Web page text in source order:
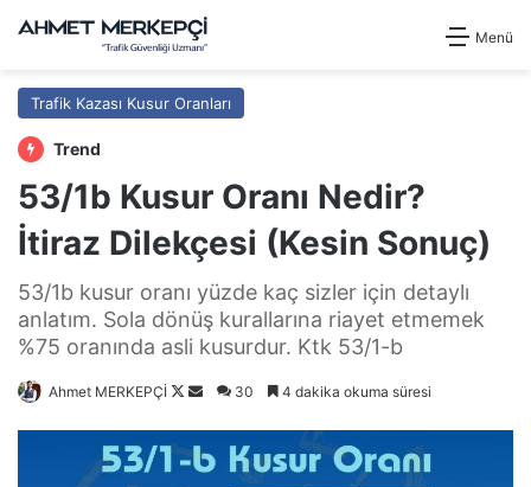
Menü
Trafik Kazası Kusur Oranları
Trend
53/1b Kusur Oranı Nedir?
İtiraz Dilekçesi (Kesin Sonuç)
53/1b kusur oranı yüzde kaç sizler için detaylı
anlatım. Sola dönüş kurallarına riayet etmemek
%75 oranında asli kusurdur. Ktk 53/1-b
Ahmet MERKEPÇİ
Follow
X
Bir
posta
göndermek
30 4 dakika okuma süresi